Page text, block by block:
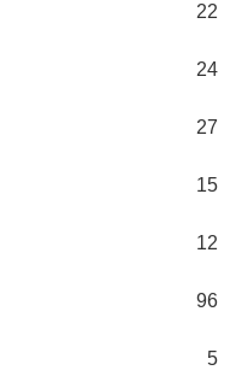
22
24
27
15
12
96
5